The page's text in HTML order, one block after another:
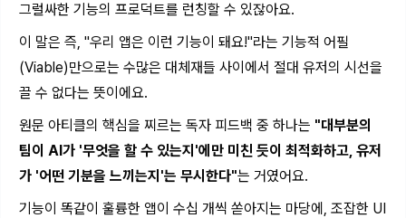
그럴싸한 기능의 프로덕트를 런칭할 수 있잖아요.
이 말은 즉, "우리 앱은 이런 기능이 돼요!"라는 기능적 어필
(Viable)만으로는 수많은 대체재들 사이에서 절대 유저의 시선을
끌 수 없다는 뜻이에요.
원문 아티클의 핵심을 찌르는 독자 피드백 중 하나는 "대부분의
팀이 AI가 '무엇을 할 수 있는지'에만 미친 듯이 최적화하고, 유저
가 '어떤 기분을 느끼는지'는 무시한다"는 거였어요.
기능이 똑같이 훌륭한 앱이 수십 개씩 쏟아지는 마당에, 조잡한 UI